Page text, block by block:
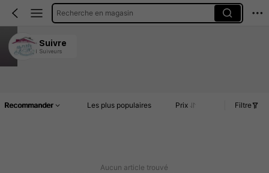
Recherche en magasin
KING TOP CERAMICS
5.00
Suivre
11 Suiveurs
Recommander Les plus populaires Prix Filtre
Aucun article trouvé